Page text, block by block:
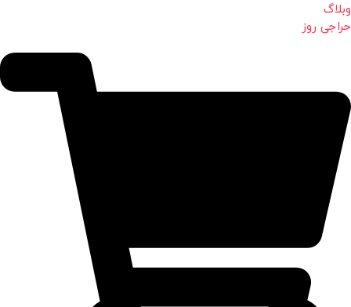
وبلاگ
حراجی روز